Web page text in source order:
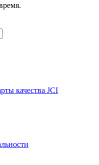
качества JCI